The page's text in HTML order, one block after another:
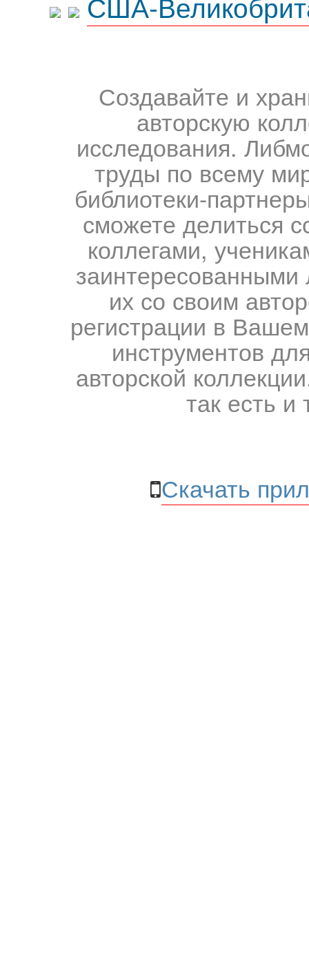
Создавайте и
авторскую
исследования.
труды по всему
библиотеки-
сможете делиться
коллегами,
их со своим
регистрации в
инструментов
авторской
так есть и
Скачать